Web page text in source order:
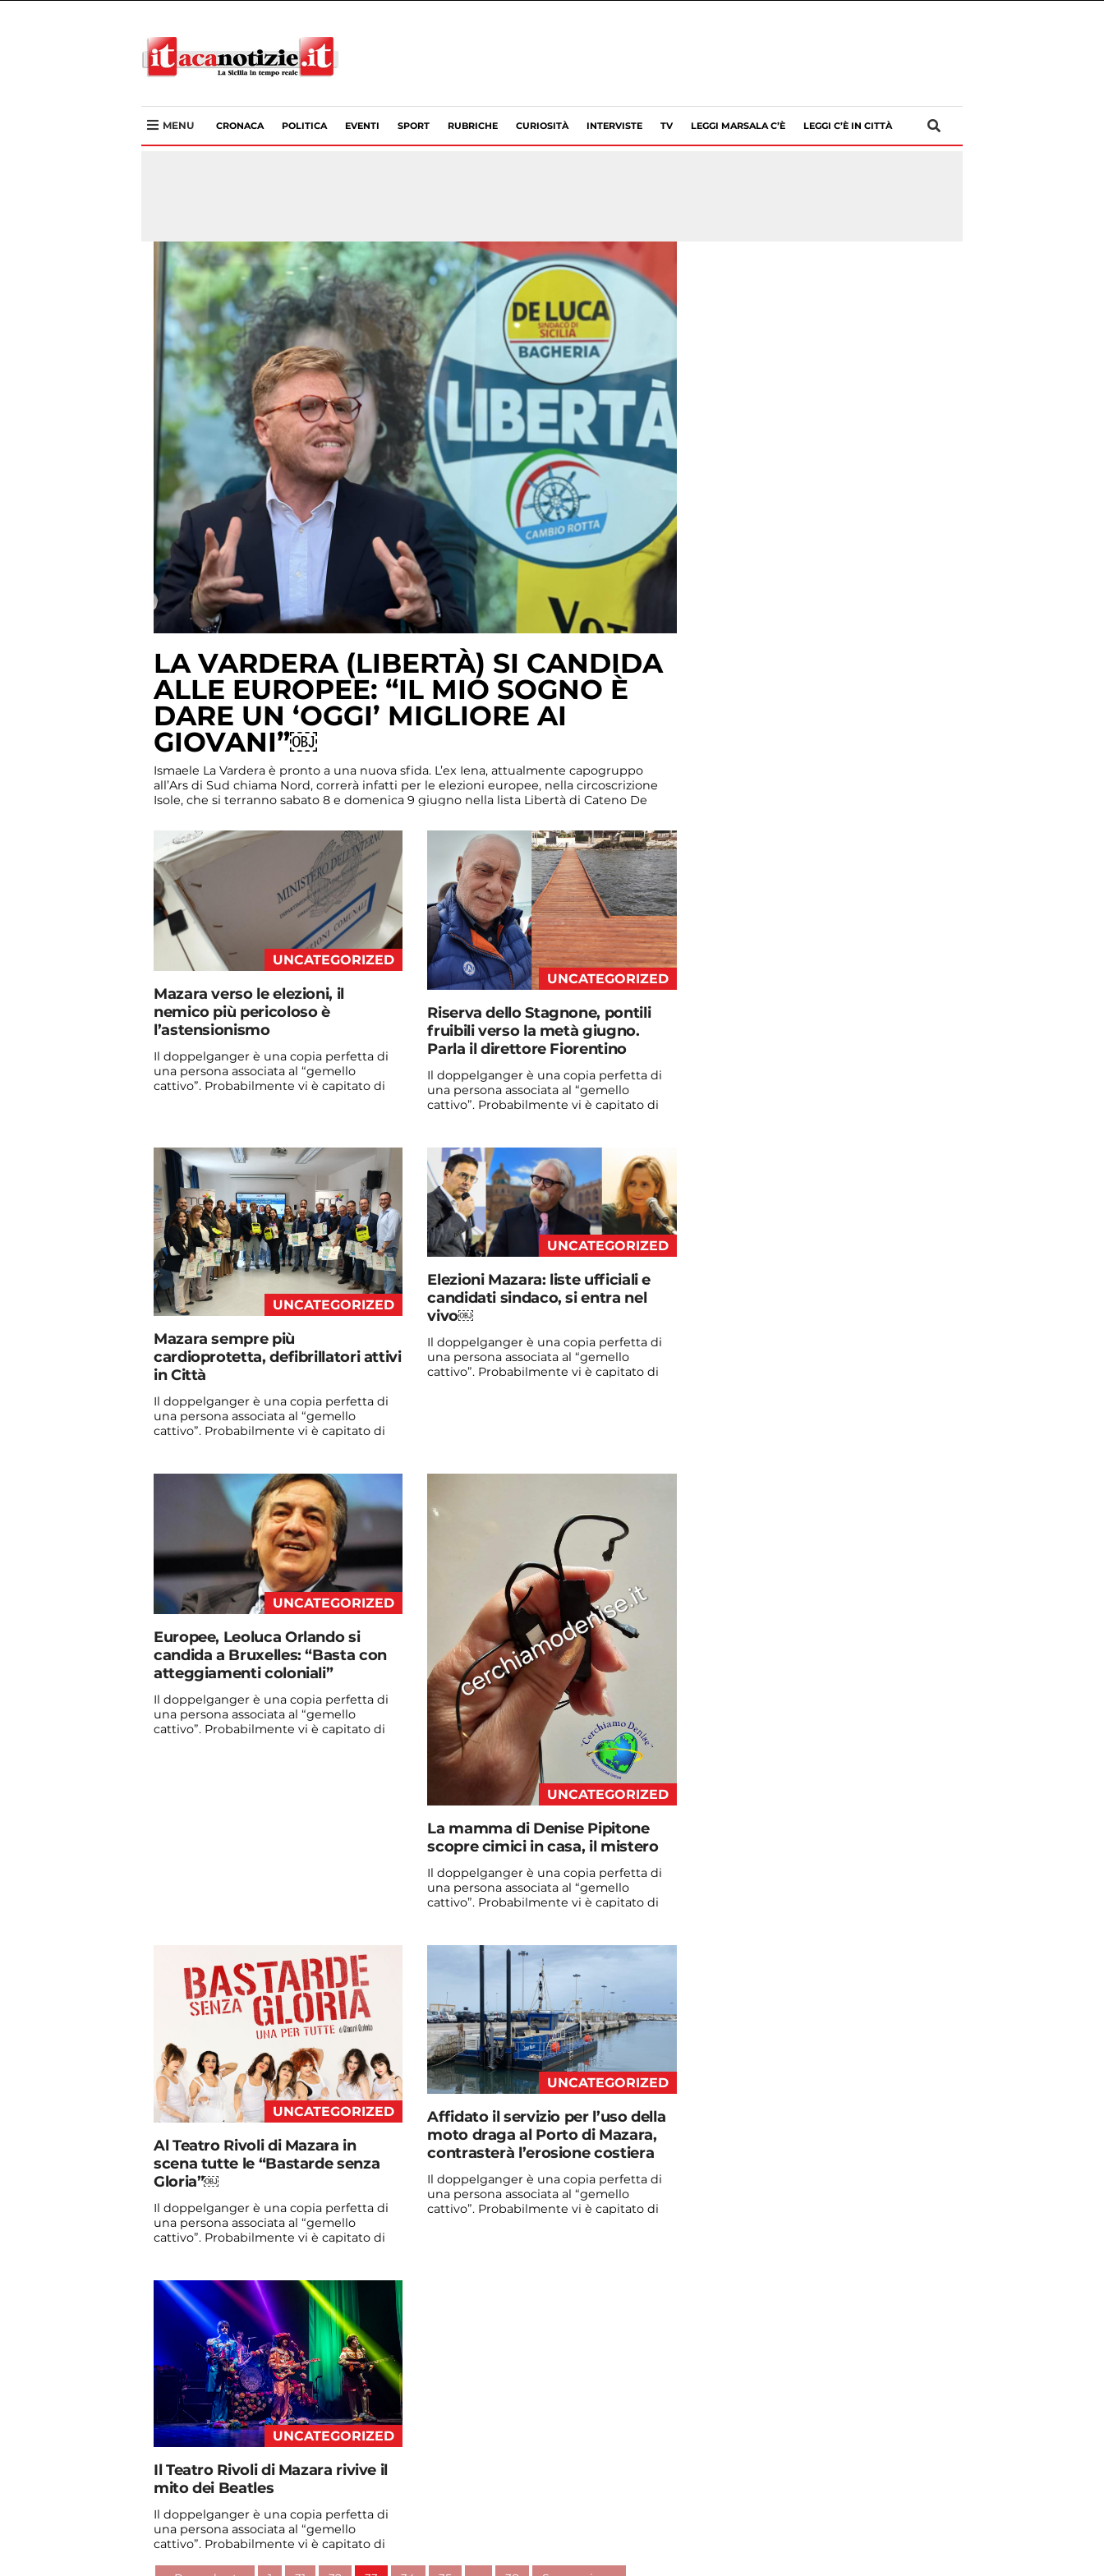
MENU CRONACA POLITICA EVENTI SPORT RUBRICHE CURIOSITÀ INTERVISTE TV LEGGI MARSALA C’È LEGGI C’È IN CITTÀ
LA VARDERA (LIBERTÀ) SI CANDIDA
ALLE EUROPEE: “IL MIO SOGNO È
DARE UN ‘OGGI’ MIGLIORE AI
GIOVANI”￼
Ismaele La Vardera è pronto a una nuova sfida. L’ex Iena, attualmente capogruppo
all’Ars di Sud chiama Nord, correrà infatti per le elezioni europee, nella circoscrizione
Isole, che si terranno sabato 8 e domenica 9 giugno nella lista Libertà di Cateno De
UNCATEGORIZED
Mazara verso le elezioni, il
nemico più pericoloso è
l’astensionismo
Il doppelganger è una copia perfetta di
una persona associata al “gemello
cattivo”. Probabilmente vi è capitato di
admin@admin.com 3 days fa
UNCATEGORIZED
Riserva dello Stagnone, pontili
fruibili verso la metà giugno.
Parla il direttore Fiorentino
Il doppelganger è una copia perfetta di
una persona associata al “gemello
cattivo”. Probabilmente vi è capitato di
admin@admin.com 3 days fa
UNCATEGORIZED
Mazara sempre più
cardioprotetta, defibrillatori attivi
in Città
Il doppelganger è una copia perfetta di
una persona associata al “gemello
cattivo”. Probabilmente vi è capitato di
admin@admin.com 3 days fa
UNCATEGORIZED
Elezioni Mazara: liste ufficiali e
candidati sindaco, si entra nel
vivo￼
Il doppelganger è una copia perfetta di
una persona associata al “gemello
cattivo”. Probabilmente vi è capitato di
UNCATEGORIZED
Europee, Leoluca Orlando si
candida a Bruxelles: “Basta con
atteggiamenti coloniali”
Il doppelganger è una copia perfetta di
una persona associata al “gemello
cattivo”. Probabilmente vi è capitato di
UNCATEGORIZED
La mamma di Denise Pipitone
scopre cimici in casa, il mistero
Il doppelganger è una copia perfetta di
una persona associata al “gemello
cattivo”. Probabilmente vi è capitato di
admin@admin.com 3 days fa
UNCATEGORIZED
Al Teatro Rivoli di Mazara in
scena tutte le “Bastarde senza
Gloria”￼
Il doppelganger è una copia perfetta di
una persona associata al “gemello
cattivo”. Probabilmente vi è capitato di
admin@admin.com 3 days fa
UNCATEGORIZED
Affidato il servizio per l’uso della
moto draga al Porto di Mazara,
contrasterà l’erosione costiera
Il doppelganger è una copia perfetta di
una persona associata al “gemello
cattivo”. Probabilmente vi è capitato di
UNCATEGORIZED
Il Teatro Rivoli di Mazara rivive il
mito dei Beatles
Il doppelganger è una copia perfetta di
una persona associata al “gemello
cattivo”. Probabilmente vi è capitato di